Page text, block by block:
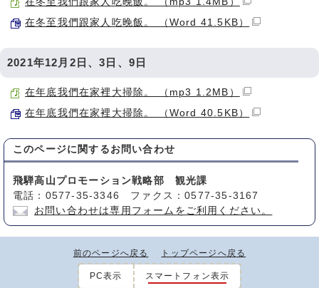
在冬至我們跟家人吃晚飯。 （Word 41.5KB）
2021年12月2日、3日、9日
在年底我們在家裡大掃除。 （mp3 1.2MB）
在年底我們在家裡大掃除。 （Word 40.5KB）
このページに関する お問い合わせ
飛騨高山プロモーション戦略部 観光課
電話：0577-35-3346 ファクス：0577-35-3167
お問い合わせは専用フォームをご利用ください。
前のページへ戻る トップページへ戻る
PC表示 スマートフォン表示